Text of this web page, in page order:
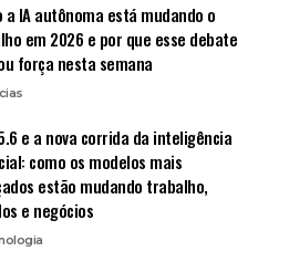
a IA autônoma está mudando o
em 2026 e por que esse debate
força nesta semana
e a nova corrida da inteligência
como os modelos mais
estão mudando trabalho,
e negócios